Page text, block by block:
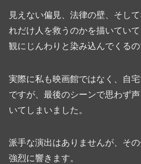
見えない偏見、法律の壁、そし
れだけ人を救うのかを描いてい
観にじんわりと染み込んでくるの
実際に私も映画館ではなく、自
ですが、最後のシーンで思わず
いてしまいました。
派手な演出はありませんが、そ
強烈に響きます。